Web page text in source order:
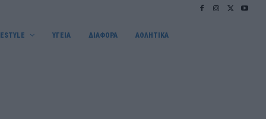
ΥΓΕΙΑ ΔΙΑΦΟΡΑ ΑΘΛΗΤΙΚΑ